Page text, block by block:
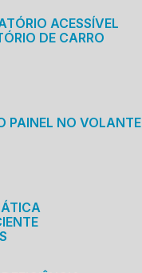
ACESSÍVEL
DE CARRO
PAINEL NO VOLANTE